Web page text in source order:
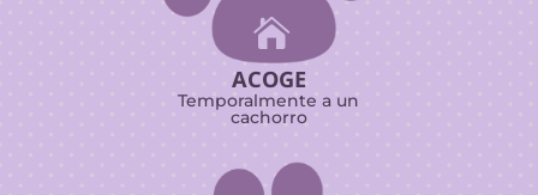

ACOGE
Temporalmente a un
cachorro